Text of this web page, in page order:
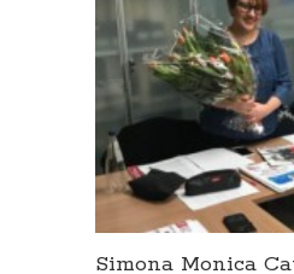
Simona Monica